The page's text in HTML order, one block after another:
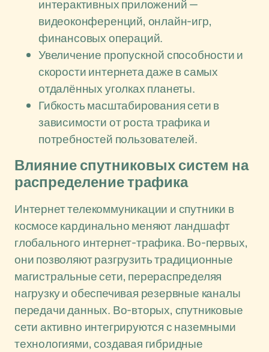
интерактивных приложений —
видеоконференций, онлайн-игр,
финансовых операций.
Увеличение пропускной способности и
скорости интернета даже в самых
отдалённых уголках планеты.
Гибкость масштабирования сети в
зависимости от роста трафика и
потребностей пользователей.
Влияние спутниковых систем на
распределение трафика
Интернет телекоммуникации и спутники в
космосе кардинально меняют ландшафт
глобального интернет-трафика. Во-первых,
они позволяют разгрузить традиционные
магистральные сети, перераспределяя
нагрузку и обеспечивая резервные каналы
передачи данных. Во-вторых, спутниковые
сети активно интегрируются с наземными
технологиями, создавая гибридные